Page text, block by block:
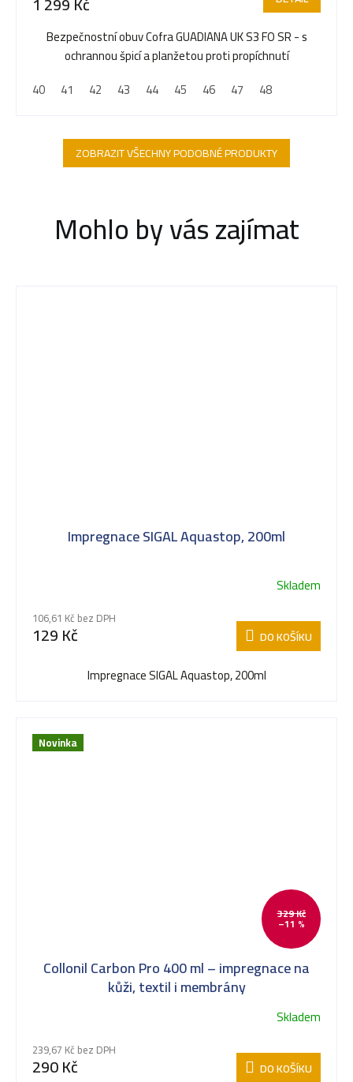
Bezpečnostní obuv Cofra GUADIANA UK S3 FO SR - s
ochrannou špicí a planžetou proti propíchnutí
40
41 42 43 44 45 46 47 48
ZOBRAZIT VŠECHNY PODOBNÉ PRODUKTY
Mohlo by vás zajímat
Impregnace SIGAL Aquastop, 200ml
Skladem
106,61 Kč bez DPH
129 Kč DO KOŠÍKU
Impregnace SIGAL Aquastop, 200ml
Novinka
329 Kč
–11 %
Collonil Carbon Pro 400 ml – impregnace na
kůži, textil i membrány
Skladem
239,67 Kč bez DPH
290 Kč DO KOŠÍKU